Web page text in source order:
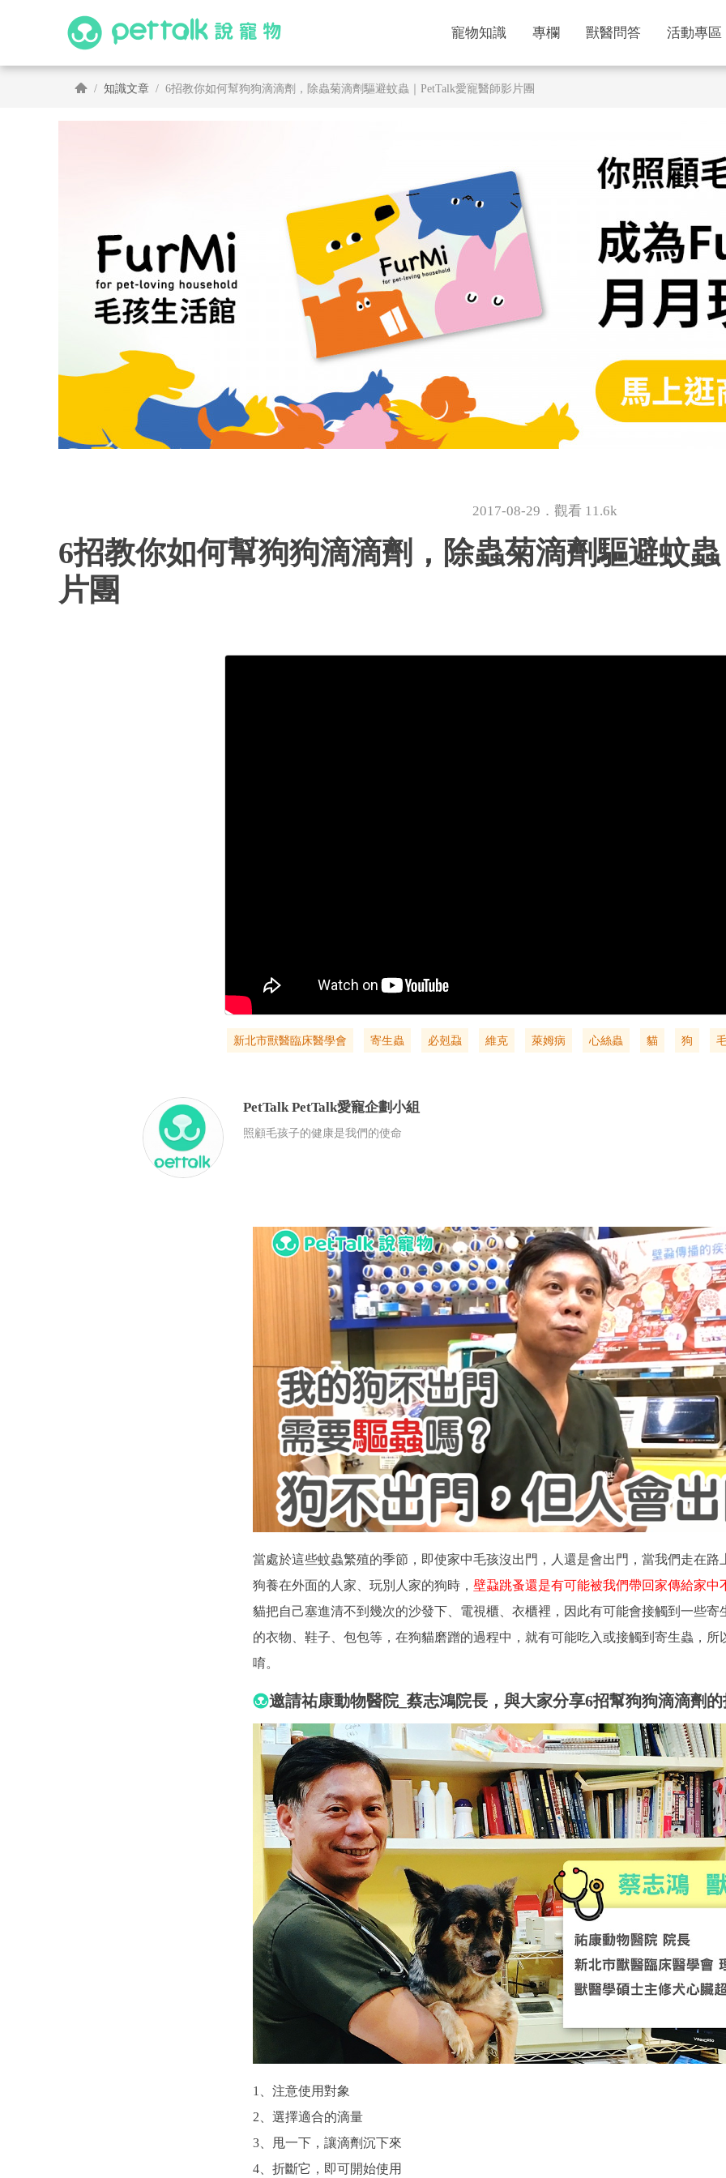
寵物知識 專欄 獸醫問答 活動專區
知識文章 6招教你如何幫狗狗滴滴劑，除蟲菊滴劑驅避蚊蟲｜PetTalk愛寵醫師影片團
2017-08-29．觀看 11.6k
6招教你如何幫狗狗滴滴劑，除蟲菊滴劑驅避蚊
片團
新北市獸醫臨床醫學會 寄生蟲 必剋蝨 維克 萊姆病 心絲蟲 貓 狗
PetTalk PetTalk愛寵企劃小組
照顧毛孩子的健康是我們的使命
當處於這些蚊蟲繁殖的季節，即使家中毛孩沒出門，人還是會出門，當我們走在路
狗養在外面的人家、玩別人家的狗時， 壁蝨跳蚤還是有可能被我們帶回家傳給家中
貓把自己塞進清不到幾次的沙發下、電視櫃、衣櫃裡，因此有可能會接觸到一些寄
的衣物、鞋子、包包等，在狗貓磨蹭的過程中，就有可能吃入或接觸到寄生蟲，所
唷。
邀請祐康動物醫院_蔡志鴻院長，與大家分享6招幫狗狗滴滴劑
1、注意使用對象
2、選擇適合的滴量
3、甩一下，讓滴劑沉下來
4、折斷它，即可開始使用